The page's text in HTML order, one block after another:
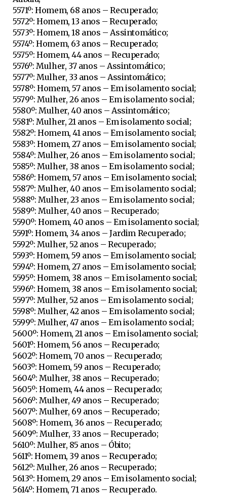
5571º: Homem, 68 anos – Recuperado;
5572º: Homem, 13 anos – Recuperado;
5573º: Homem, 18 anos – Assintomático;
5574º: Homem, 63 anos – Recuperado;
5575º: Homem, 44 anos – Recuperado;
5576º: Mulher, 37 anos – Assintomático;
5577º: Mulher, 33 anos – Assintomático;
5578º: Homem, 57 anos – Em isolamento social;
5579º: Mulher, 26 anos – Em isolamento social;
5580º: Mulher, 40 anos – Assintomático;
5581º: Mulher, 21 anos – Em isolamento social;
5582º: Homem, 41 anos – Em isolamento social;
5583º: Homem, 27 anos – Em isolamento social;
5584º: Mulher, 26 anos – Em isolamento social;
5585º: Mulher, 38 anos – Em isolamento social;
5586º: Homem, 57 anos – Em isolamento social;
5587º: Mulher, 40 anos – Em isolamento social;
5588º: Mulher, 23 anos – Em isolamento social;
5589º: Mulher, 40 anos – Recuperado;
5590º: Homem, 40 anos – Em isolamento social;
5591º: Homem, 34 anos – Jardim Recuperado;
5592º: Mulher, 52 anos – Recuperado;
5593º: Homem, 59 anos – Em isolamento social;
5594º: Homem, 27 anos – Em isolamento social;
5595º: Homem, 38 anos – Em isolamento social;
5596º: Homem, 38 anos – Em isolamento social;
5597º: Mulher, 52 anos – Em isolamento social;
5598º: Mulher, 42 anos – Em isolamento social;
5599º: Mulher, 47 anos – Em isolamento social;
5600º: Homem, 21 anos – Em isolamento social;
5601º: Homem, 56 anos – Recuperado;
5602º: Homem, 70 anos – Recuperado;
5603º: Homem, 59 anos – Recuperado;
5604º: Mulher, 38 anos – Recuperado;
5605º: Homem, 44 anos – Recuperado;
5606º: Mulher, 49 anos – Recuperado;
5607º: Mulher, 69 anos – Recuperado;
5608º: Homem, 36 anos – Recuperado;
5609º: Mulher, 33 anos – Recuperado;
5610º: Mulher, 85 anos – Óbito;
5611º: Homem, 39 anos – Recuperado;
5612º: Mulher, 26 anos – Recuperado;
5613º: Homem, 29 anos – Em isolamento social;
5614º: Homem, 71 anos – Recuperado.